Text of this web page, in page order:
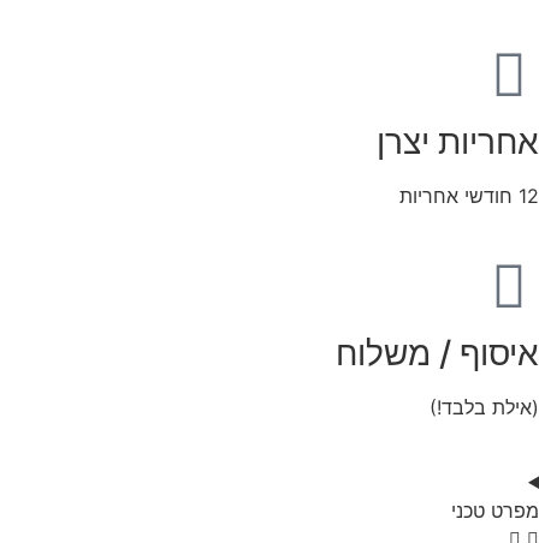
אחריות יצרן
12 חודשי אחריות
איסוף / משלוח
(אילת בלבד!)
מפרט טכני